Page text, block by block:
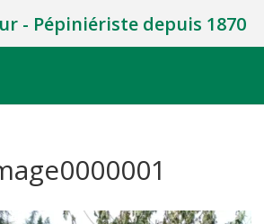
- Pépiniériste depuis 1870